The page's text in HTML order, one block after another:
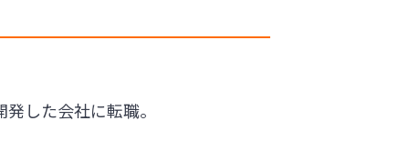
した会社に転職。